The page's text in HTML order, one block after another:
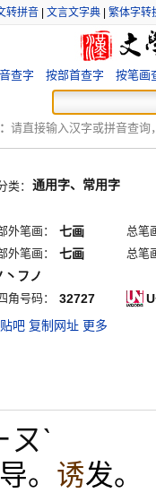
转拼音 文言文字典 繁体字转
查字 按部首查字 按笔画
请直接输入汉字或拼音查询
类： 通用字、常用字
外笔画： 七画
总笔
外笔画： 七画
总笔
丶フノ
角号码： 32727
吧 复制网址 更多
ㄡˋ
导。 诱发。